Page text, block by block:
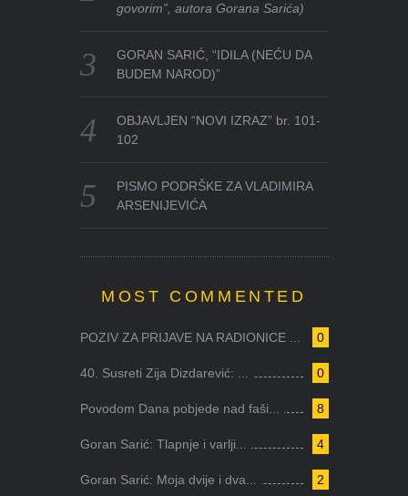
govorim”, autora Gorana Sarića)
GORAN SARIĆ, “IDILA (NEĆU DA
BUDEM NAROD)”
OBJAVLJEN “NOVI IZRAZ” br. 101-
102
PISMO PODRŠKE ZA VLADIMIRA
ARSENIJEVIĆA
MOST COMMENTED
0
POZIV ZA PRIJAVE NA RADIONICE ...
0
40. Susreti Zija Dizdarević: ...
8
Povodom Dana pobjede nad faši...
4
Goran Sarić: Tlapnje i varlji...
2
Goran Sarić: Moja dvije i dva...